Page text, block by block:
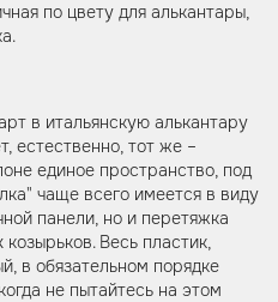
по цвету для алькантары,
в итальянскую алькантару
естественно, тот же –
единое пространство, под
чаще всего имеется в виду
панели, но и перетяжка
Весь пластик,
в обязательном порядке
не пытайтесь на этом